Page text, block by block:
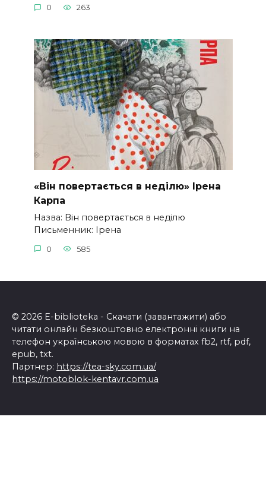
0 263
«Він повертається в неділю» Ірена
Карпа
Назва: Він повертається в неділю
Письменник: Ірена
0 585
© 2026 E-biblioteka - Скачати (завантажити) або
читати онлайн безкоштовно електронні книги на
телефон українською мовою в форматах fb2, rtf, pdf,
epub, txt.
Партнер: https://tea-sky.com.ua/
https://motoblok-kentavr.com.ua